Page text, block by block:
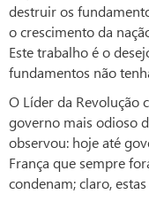
destruir os
o crescimento da
Este trabalho é o
fundamentos não
O Líder da Revolução
governo mais odioso
observou: hoje até
França que sempre
condenam; claro,